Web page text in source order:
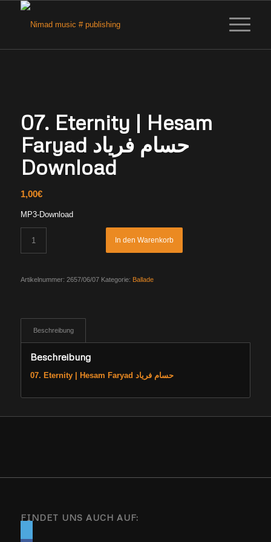
07. Eternity | Hesam
Faryad حسام فریاد
Download
1,00€
MP3-Download
In den Warenkorb
Artikelnummer: 2657/06/07 Kategorie: Ballade
Beschreibung
Beschreibung
07. Eternity | Hesam Faryad حسام فریاد
FINDET UNS AUCH AUF: